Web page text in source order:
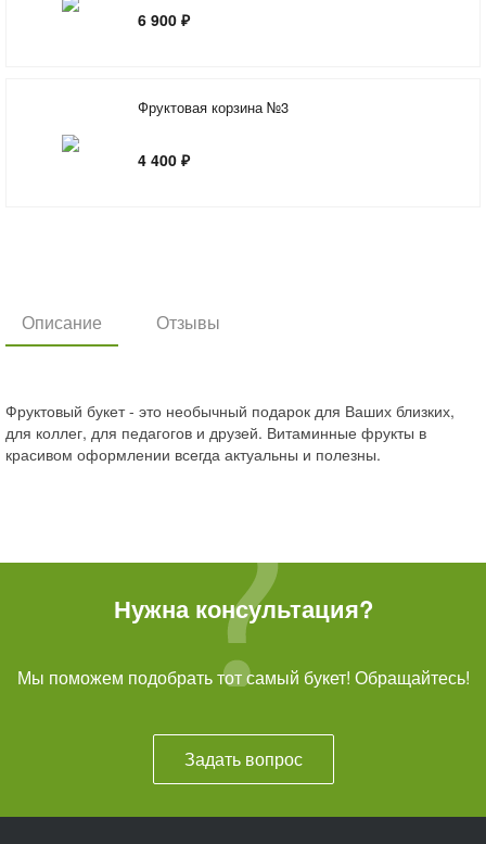
6 900 ₽
Фруктовая корзина №3
4 400 ₽
Описание Отзывы
Фруктовый букет - это необычный подарок для Ваших близких,
для коллег, для педагогов и друзей. Витаминные фрукты в
красивом оформлении всегда актуальны и полезны.
Нужна консультация?
Мы поможем подобрать тот самый букет! Обращайтесь!
Задать вопрос